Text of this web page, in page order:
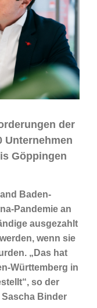
der
Unternehmen
Göppingen
Baden-
Pandemie an
ausgezahlt
wenn sie
„Das hat
Württemberg in
so der
Binder